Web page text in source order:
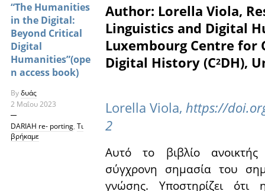
“The Humanities
in the Digital:
Beyond Critical
Digital
Humanities”(ope
n access book)
Byδυάς
2 Μαΐου 2023
DARIAH re- porting, Τι
βρήκαμε
Author: Lorella Viola,
Linguistics and Digital
Luxembourg Centre for
Digital History (C2DH),
Lorella Viola, https://
2
Αυτό το βιβλίο
σύγχρονη σημασία του
γνώσης. Υποστηρίζει